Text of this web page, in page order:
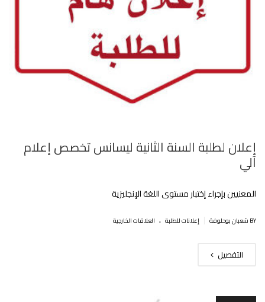
إعلان لطلبة السنة الثانية ليسانس تخصص إعلام
آلي
المعنيين بإجراء إختبار مستوى اللغة الإنجليزية‎‎
BY شعبان بوحلوفة إعلانات للطلبة . العلاقات الخارجية
التفصيل